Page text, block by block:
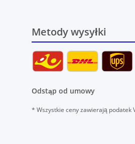
Metody wysyłki
Odstąp od umowy
* Wszystkie ceny zawierają podatek